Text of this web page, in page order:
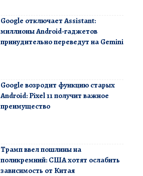
Google отключает Assistant:
миллионы Android-гаджетов
принудительно переведут на Gemini
Google возродит функцию старых
Android: Pixel 11 получит важное
преимущество
Трамп ввел пошлины на
поликремний: США хотят ослабить
зависимость от Китая